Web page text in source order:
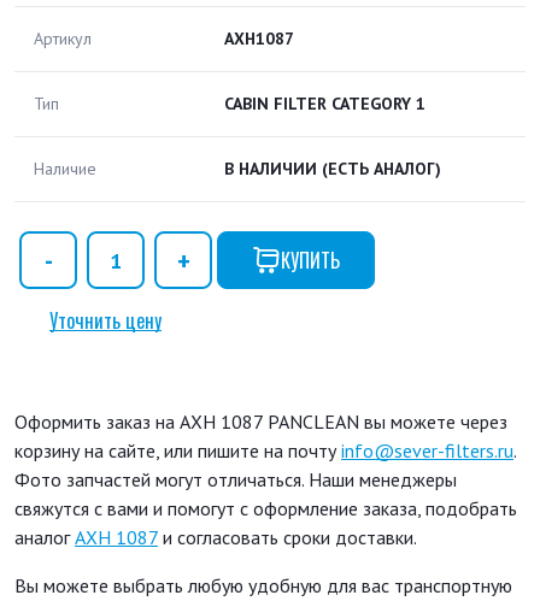
Артикул AXH1087
Тип CABIN FILTER CATEGORY 1
Наличие В НАЛИЧИИ (ЕСТЬ АНАЛОГ)
КУПИТЬ
Уточнить цену
Оформить заказ на AXH 1087 PANCLEAN вы можете через
корзину на сайте, или пишите на почтуinfo@sever-filters.ru.
Фото запчастей могут отличаться. Наши менеджеры
свяжутся с вами и помогут с оформление заказа, подобрать
аналогAXH 1087 и согласовать сроки доставки.
Вы можете выбрать любую удобную для вас транспортную